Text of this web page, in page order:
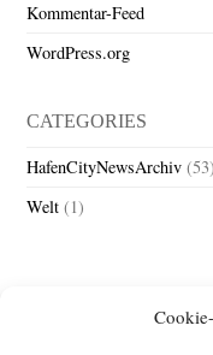
Kommentar-Feed
WordPress.org
CATEGORIES
HafenCityNewsArchiv (53)
Welt (1)